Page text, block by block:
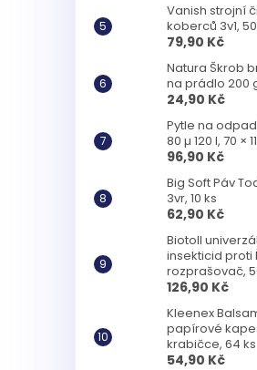
Vanish strojní
koberců 3v1,
79,90 Kč
Natura Škrob
na prádlo 200
24,90 Kč
Pytle na
80 µ 120 l, 70 ×
96,90 Kč
Big Soft Páv
3vr, 10 ks
62,90 Kč
Biotoll
insekticid proti
rozprašovač,
126,90 Kč
Kleenex
papírové
krabičce, 64 ks
54,90 Kč